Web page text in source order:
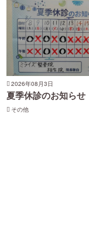
2026年08月3日
夏季休診のお知らせ
その他